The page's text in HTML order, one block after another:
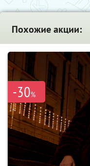
Похожие акции:
-30%